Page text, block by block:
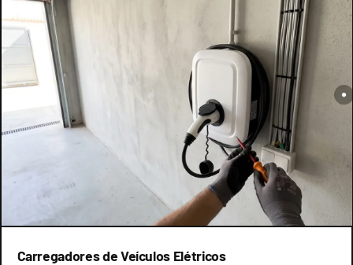
Carregadores de Veículos Elétricos